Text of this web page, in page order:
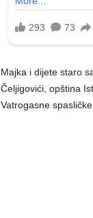
Majka i dijete staro
Čeljigovići, opština
Vatrogasne